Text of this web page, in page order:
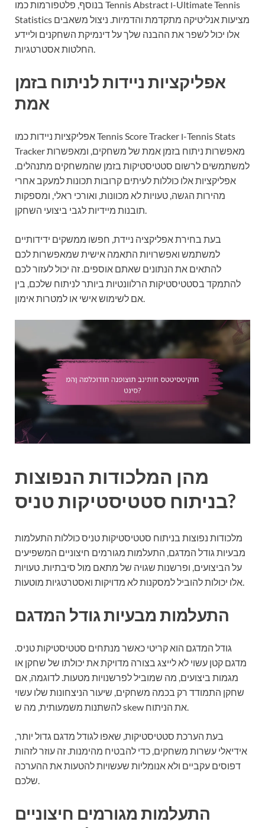
בנוסף, פלטפורמות כמו Tennis Abstract ו-Ultimate Tennis
Statistics מציעות אנליטיקה מתקדמת והדמיות. ניצול משאבים
אלו יכול לשפר את ההבנה שלך על דינמיקת השחקנים וליידע
אפליקציות ניידות לניתוח בזמן
אמת
אפליקציות ניידות כמו Tennis Score Tracker ו-Tennis Stats
Tracker מאפשרות ניתוח בזמן אמת של משחקים, ומאפשרות
למשתמשים לרשום סטטיסטיקות בזמן שהמשחקים מתנהלים.
אפליקציות אלו כוללות לעיתים קרובות תכונות למעקב אחרי
מהירות הגשה, טעויות לא מכוונות, ואורכי ראלי, ומספקות
תובנות מיידיות לגבי ביצועי השחקן.
בעת בחירת אפליקציה ניידת, חפשו ממשקים ידידותיים
למשתמש ואפשרויות התאמה אישית שמאפשרות לכם
להתאים את הנתונים שאתם אוספים. זה יכול לעזור לכם
להתמקד בסטטיסטיקות הרלוונטיות ביותר לניתוח שלכם, בין
אם לשימוש אישי או למטרות אימון.
מהן המלכודות הנפוצות
בניתוח סטטיסטיקות טניס?
מלכודות נפוצות בניתוח סטטיסטיקות טניס כוללות התעלמות
מבעיות גודל המדגם, התעלמות מגורמים חיצוניים המשפיעים
על הביצועים, ופרשנות שגויה של מתאם מול סיבתיות. טעויות
התעלמות מבעיות גודל המדגם
גודל המדגם הוא קריטי כאשר מנתחים סטטיסטיקות טניס.
מדגם קטן עשוי לא לייצג בצורה מדויקת את יכולתו של שחקן או
מגמות ביצועים, מה שמוביל לפרשנויות מטעות. לדוגמה, אם
שחקן התמודד רק בכמה משחקים, שיעור הניצחונות שלו עשוי
להשתנות משמעותית, מה ש skew את הניתוח.
בעת הערכת סטטיסטיקות, שאפו לגודל מדגם גדול יותר,
אידיאלי עשרות משחקים, כדי להבטיח מהימנות. זה עוזר לזהות
דפוסים עקביים ולא אנומליות שעשויות להטעות את ההערכה
שלכם.
התעלמות מגורמים חיצוניים